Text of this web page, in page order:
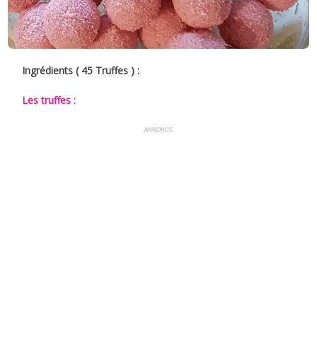
Ingrédients ( 45 Truffes ) :
Les truffes :
ANNONCE